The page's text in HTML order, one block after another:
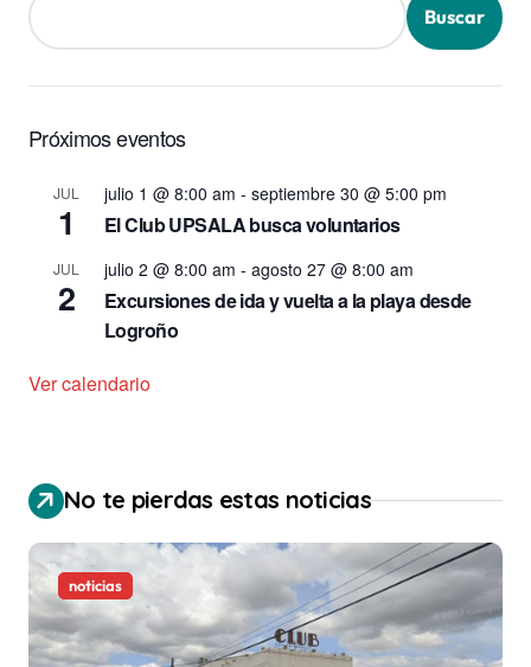
Buscar
Próximos eventos
JUL
1
julio 1 @ 8:00 am - septiembre 30 @ 5:00 pm
El Club UPSALA busca voluntarios
JUL
2
julio 2 @ 8:00 am - agosto 27 @ 8:00 am
Excursiones de ida y vuelta a la playa desde
Logroño
Ver calendario
No te pierdas estas noticias
noticias